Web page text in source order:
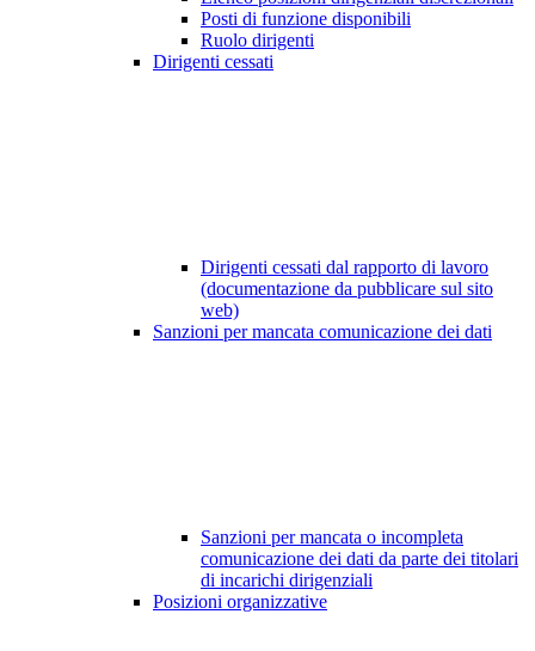
Posti di funzione disponibili
Ruolo dirigenti
Dirigenti cessati
Dirigenti cessati dal rapporto di lavoro
(documentazione da pubblicare sul sito
web)
Sanzioni per mancata comunicazione dei dati
Sanzioni per mancata o incompleta
comunicazione dei dati da parte dei titolari
di incarichi dirigenziali
Posizioni organizzative